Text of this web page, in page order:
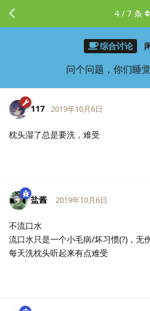
综合讨论
问个问题，你们睡
4 / 7 条
117 2019年10月6日
枕头湿了总是要洗，难受
盐酱 2019年10月6日
不流口水
流口水只是一个小毛病/坏习惯(?)，无
每天洗枕头听起来有点难受